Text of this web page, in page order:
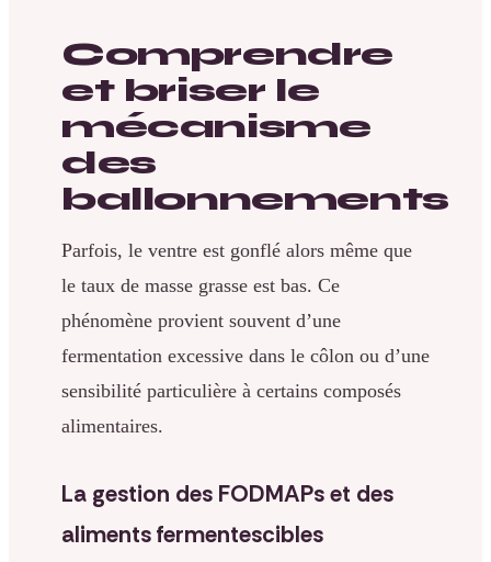
Comprendre
et briser le
mécanisme
des
ballonnements
Parfois, le ventre est gonflé alors même que
le taux de masse grasse est bas. Ce
phénomène provient souvent d’une
fermentation excessive dans le côlon ou d’une
sensibilité particulière à certains composés
alimentaires.
La gestion des FODMAPs et des
aliments fermentescibles